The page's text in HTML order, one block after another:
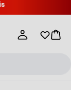
Mes